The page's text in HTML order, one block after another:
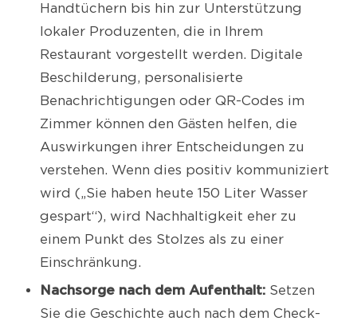
Handtüchern bis hin zur Unterstützung
lokaler Produzenten, die in Ihrem
Restaurant vorgestellt werden. Digitale
Beschilderung, personalisierte
Benachrichtigungen oder QR-Codes im
Zimmer können den Gästen helfen, die
Auswirkungen ihrer Entscheidungen zu
verstehen. Wenn dies positiv kommuniziert
wird („Sie haben heute 150 Liter Wasser
gespart“), wird Nachhaltigkeit eher zu
einem Punkt des Stolzes als zu einer
Einschränkung.
Nachsorge nach dem Aufenthalt: Setzen
Sie die Geschichte auch nach dem Check-